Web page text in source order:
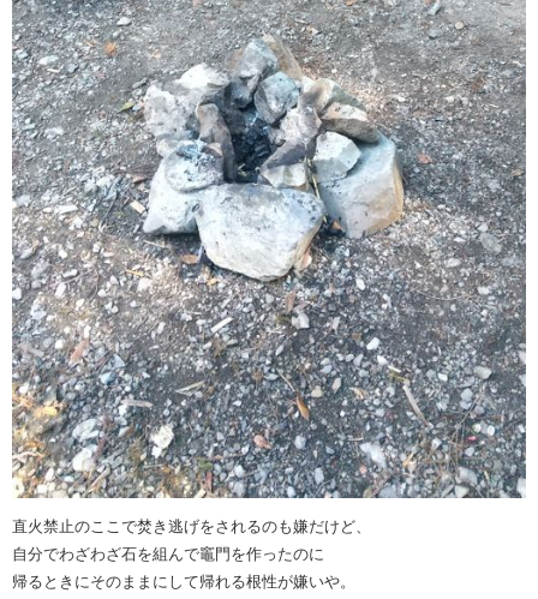
直火禁止のここで焚き逃げをされるのも嫌だけど、
自分でわざわざ石を組んで竈門を作ったのに
帰るときにそのままにして帰れる根性が嫌いや。